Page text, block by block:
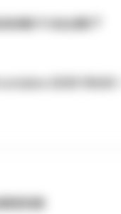
Y ALLER ?